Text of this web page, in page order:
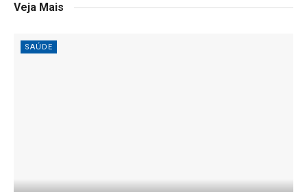
Veja Mais
SAÚDE